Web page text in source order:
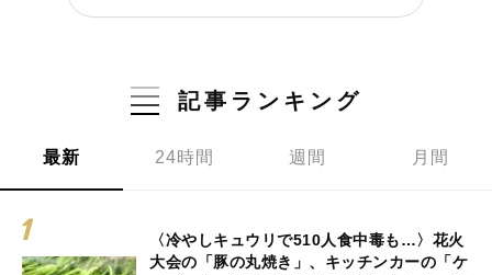
記事ランキング
最新 24時間 週間 月間
〈冷やしキュウリで510人食中毒も…〉花火
大会の「豚の丸焼き」、キッチンカーの「ケ